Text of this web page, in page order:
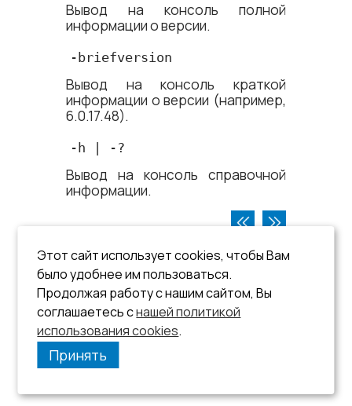
Вывод на консоль полной
информации о версии.
-briefversion
Вывод на консоль краткой
информации о версии (например,
6.0.17.48).
-h | -?
Вывод на консоль справочной
информации.
Этот сайт использует cookies, чтобы Вам
было удобнее им пользоваться.
Продолжая работу с нашим сайтом, Вы
соглашаетесь снашей политикой
использования cookies.
Принять